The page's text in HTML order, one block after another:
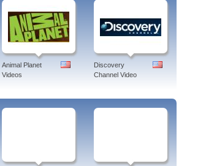
Animal Planet
Videos
Discovery
Channel Video